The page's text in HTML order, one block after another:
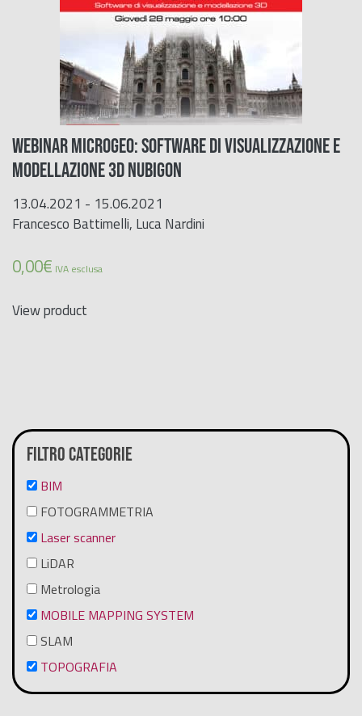
WEBINAR MICROGEO: SOFTWARE DI VISUALIZZAZIONE E
MODELLAZIONE 3D NUBIGON
13.04.2021 - 15.06.2021
Francesco Battimelli, Luca Nardini
0,00€ IVA esclusa
View product
Filtro categorie
BIM
FOTOGRAMMETRIA
Laser scanner
LiDAR
Metrologia
MOBILE MAPPING SYSTEM
SLAM
TOPOGRAFIA